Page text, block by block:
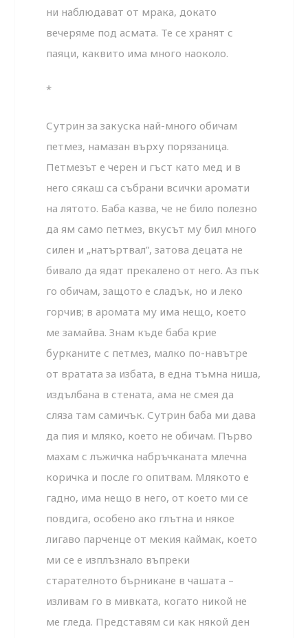
ни наблюдават от мрака, докато
вечеряме под асмата. Те се хранят с
паяци, каквито има много наоколо.
*
Сутрин за закуска най-много обичам
петмез, намазан върху порязаница.
Петмезът е черен и гъст като мед и в
него сякаш са събрани всички аромати
на лятото. Баба казва, че не било полезно
да ям само петмез, вкусът му бил много
силен и „натъртвал”, затова децата не
бивало да ядат прекалено от него. Аз пък
го обичам, защото е сладък, но и леко
горчив; в аромата му има нещо, което
ме замайва. Знам къде баба крие
бурканите с петмез, малко по-навътре
от вратата за избата, в една тъмна ниша,
издълбана в стената, ама не смея да
сляза там самичък. Сутрин баба ми дава
да пия и мляко, което не обичам. Първо
махам с лъжичка набръчканата млечна
коричка и после го опитвам. Млякото е
гадно, има нещо в него, от което ми се
повдига, особено ако глътна и някое
лигаво парченце от мекия каймак, което
ми се е изплъзнало въпреки
старателното бърникане в чашата –
изливам го в мивката, когато никой не
ме гледа. Представям си как някой ден